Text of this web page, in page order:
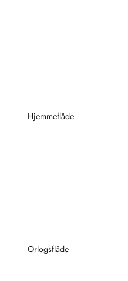
Hjemmeflåde
Orlogsflåde